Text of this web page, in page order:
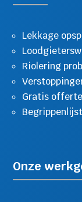
Lekkage
Riolering
Gratis
Begrippenlijst
Onze